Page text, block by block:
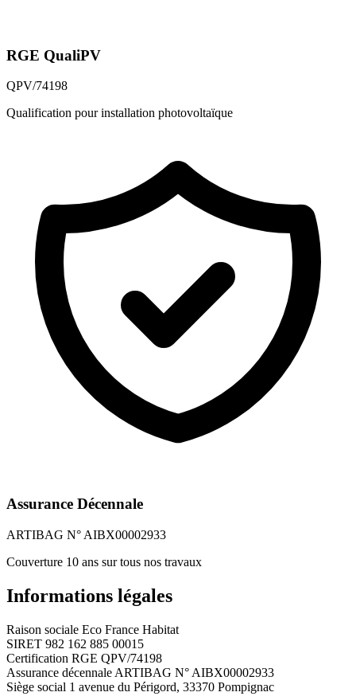
RGE QualiPV
QPV/74198
Qualification pour installation photovoltaïque
Assurance Décennale
ARTIBAG N° AIBX00002933
Couverture 10 ans sur tous nos travaux
Informations légales
Raison sociale Eco France Habitat
SIRET 982 162 885 00015
Certification RGE QPV/74198
Assurance décennale ARTIBAG N° AIBX00002933
Siège social 1 avenue du Périgord, 33370 Pompignac